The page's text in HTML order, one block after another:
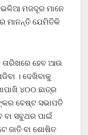
ଭଳିଆ ମଜଦୂର ମାନେ
ମାନନ୍ତି ଯେମିତିକି
ହେବ ଆଉ
। ଦେଖିବାକୁ
୪୦୦ ଛାତ୍ର
ବେଷ୍ଟ ସଭାପତି
ବା ସବୁଥର ପାଇଁ
ଜାତି ବା ଶୋଷିତ